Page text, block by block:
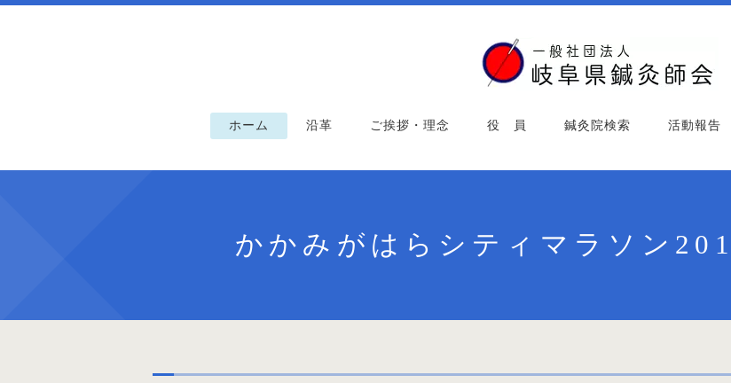
ホーム 沿革 ご挨拶・理念 役 員 鍼灸院検索 活動報告
かかみがはらシティマラソン